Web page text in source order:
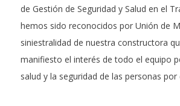
de Gestión de Seguridad y Salud en el
hemos sido reconocidos por Unión de
siniestralidad de nuestra constructora
manifiesto el interés de todo el equipo
salud y la seguridad de las personas